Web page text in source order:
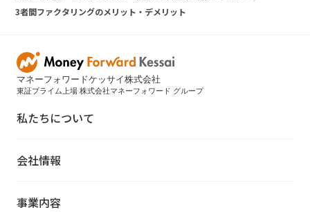
3者間ファクタリングのメリット・デメリット
マネーフォワードケッサイ株式会社
東証プライム上場 株式会社マネーフォワード グループ
私たちについて
会社情報
事業内容